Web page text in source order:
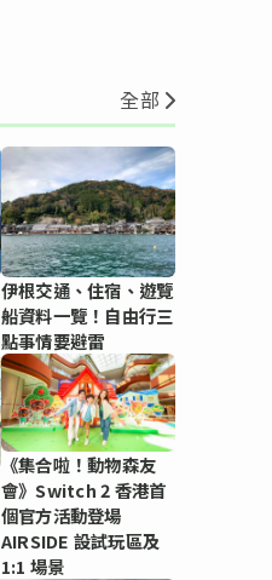
全部
伊根交通、住宿、遊覽
船資料一覽！自由行三
點事情要避雷
《集合啦！動物森友
會》Switch 2 香港首
個官方活動登場
AIRSIDE 設試玩區及
1:1 場景